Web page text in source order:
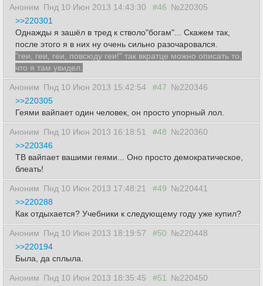
Аноним Пнд 10 Июн 2013 14:43:30 #46 №220305
>>220301
Однажды я зашёл в тред к стволо"богам"... Скажем так,
после этого я в них ну очень сильно разочаровался.
"геи, геи, геи, повсюду геи!" так вкратце можно описать то,
что я там увидел.
Аноним Пнд 10 Июн 2013 15:42:54 #47 №220346
>>220305
Геями вайпает один человек, он просто упорный лол.
Аноним Пнд 10 Июн 2013 16:18:51 #48 №220360
>>220346
ТВ вайпает вашими геями... Оно просто демократическое,
блеать!
Аноним Пнд 10 Июн 2013 17:48:21 #49 №220441
>>220288
Как отдыхается? Учебники к следующему году уже купил?
Аноним Пнд 10 Июн 2013 18:19:57 #50 №220448
>>220194
Была, да сплыла.
Аноним Пнд 10 Июн 2013 18:35:45 #51 №220450